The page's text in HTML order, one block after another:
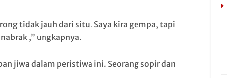
tidak jauh dari situ. Saya kira gempa, tapi
,” ungkapnya.
jiwa dalam peristiwa ini. Seorang sopir dan